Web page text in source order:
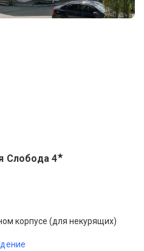
Слобода 4★
корпусе (для некурящих)